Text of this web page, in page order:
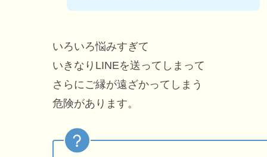
いろいろ悩みすぎて
いきなりLINEを送ってしまって
さらにご縁が遠ざかってしまう
危険があります。